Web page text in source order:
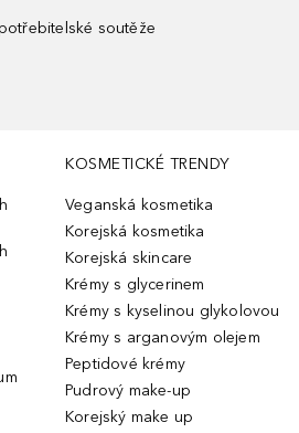
soutěže
KOSMETICKÉ TRENDY
Veganská kosmetika
Korejská kosmetika
Korejská skincare
Krémy s glycerinem
Krémy s kyselinou glykolovou
Krémy s arganovým olejem
Peptidové krémy
Pudrový make-up
Korejský make up